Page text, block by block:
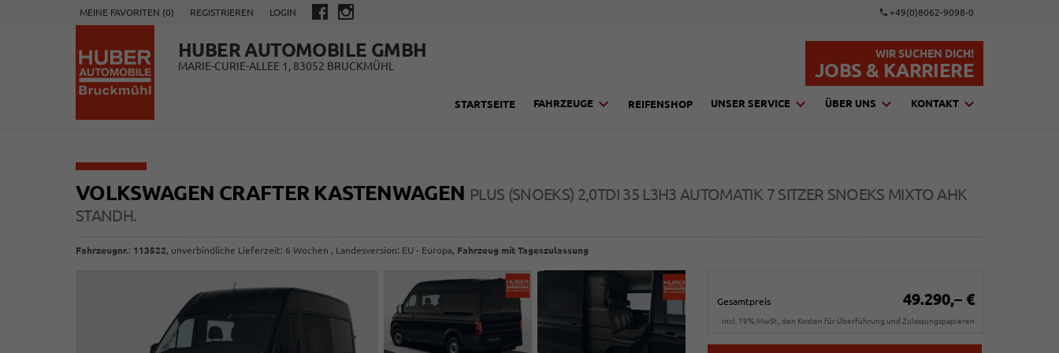
MEINE FAVORITEN (0) REGISTRIEREN LOGIN +49(0)8062-9098-0
HUBER AUTOMOBILE GMBH
MARIE-CURIE-ALLEE 1, 83052 BRUCKMÜHL
WIR SUCHEN DICH!
JOBS & KARRIERE
STARTSEITE FAHRZEUGE REIFENSHOP UNSER SERVICE ÜBER UNS KONTAKT
VOLKSWAGEN CRAFTER KASTENWAGEN PLUS (SNOEKS) 2,0TDI 35 L3H3 AUTOMATIK 7 SITZER SNOEKS MIXTO AHK
STANDH.
Fahrzeugnr.: 113522, unverbindliche Lieferzeit: 6 Wochen , Landesversion: EU - Europa, Fahrzeug mit Tageszulassung
Gesamtpreis 49.290,– €
incl. 19% MwSt., den Kosten für Überführung und Zulassungspapieren